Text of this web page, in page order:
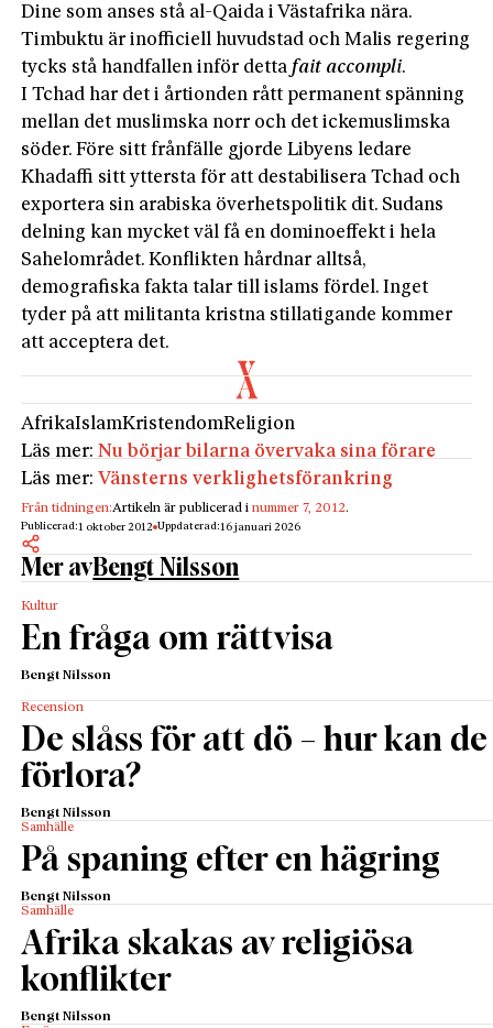
Dine som anses stå al-Qaida i Västafrika nära.
Timbuktu är inofficiell huvudstad och Malis regering
tycks stå handfallen inför dettafait accompli.
I Tchad har det i årtionden rått permanent spänning
mellan det muslimska norr och det ickemuslimska
söder. Före sitt frånfälle gjorde Libyens ledare
Khadaffi sitt yttersta för att destabilisera Tchad och
exportera sin arabiska överhetspolitik dit. Sudans
delning kan mycket väl få en dominoeffekt i hela
Sahelområdet. Konflikten hårdnar alltså,
demografiska fakta talar till islams fördel. Inget
tyder på att militanta kristna stillatigande kommer
att acceptera det.
AfrikaIslamKristendomReligion
Läs mer:Nu börjar bilarna övervaka sina förare
Läs mer: Vänsterns verklighetsförankring
Från tidningen:Artikeln är publicerad inummer 7, 2012.
Publicerad:1 oktober 2012 Uppdaterad:16 januari 2026
Mer avBengt Nilsson
Kultur
En fråga om rättvisa
Bengt Nilsson
Recension
De slåss för att dö – hur kan de
förlora?
Bengt Nilsson
Samhälle
På spaning efter en hägring
Bengt Nilsson
Samhälle
Afrika skakas av religiösa
konflikter
Bengt Nilsson